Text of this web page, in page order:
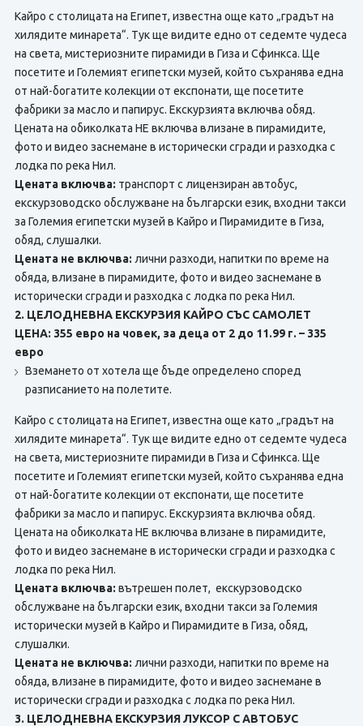
Кайро с столицата на Египет, известна още като „градът на
хилядите минарета“. Тук ще видите едно от седемте чудеса
на света, мистериозните пирамиди в Гиза и Сфинкса. Ще
посетите и Големият египетски музей, който съхранява една
от най-богатите колекции от експонати, ще посетите
фабрики за масло и папирус. Екскурзията включва обяд.
Цената на обиколката НЕ включва влизане в пирамидите,
фото и видео заснемане в исторически сгради и разходка с
лодка по река Нил.
Цената включва: транспорт с лицензиран автобус,
екскурзоводско обслужване на български език, входни такси
за Големия египетски музей в Кайро и Пирамидите в Гиза,
обяд, слушалки.
Цената не включва: лични разходи, напитки по време на
обяда, влизане в пирамидите, фото и видео заснемане в
исторически сгради и разходка с лодка по река Нил.
2. ЦЕЛОДНЕВНА ЕКСКУРЗИЯ КАЙРО СЪС САМОЛЕТ
ЦЕНА: 355 евро на човек, за деца от 2 до 11.99 г. – 335
евро
Вземането от хотела ще бъде определено според
разписанието на полетите.
Кайро с столицата на Египет, известна още като „градът на
хилядите минарета“. Тук ще видите едно от седемте чудеса
на света, мистериозните пирамиди в Гиза и Сфинкса. Ще
посетите и Големият египетски музей, който съхранява една
от най-богатите колекции от експонати, ще посетите
фабрики за масло и папирус. Екскурзията включва обяд.
Цената на обиколката НЕ включва влизане в пирамидите,
фото и видео заснемане в исторически сгради и разходка с
лодка по река Нил.
Цената включва: вътрешен полет, екскурзоводско
обслужване на български език, входни такси за Големия
исторически музей в Кайро и Пирамидите в Гиза, обяд,
слушалки.
Цената не включва: лични разходи, напитки по време на
обяда, влизане в пирамидите, фото и видео заснемане в
исторически сгради и разходка с лодка по река Нил.
3. ЦЕЛОДНЕВНА ЕКСКУРЗИЯ ЛУКСОР С АВТОБУС